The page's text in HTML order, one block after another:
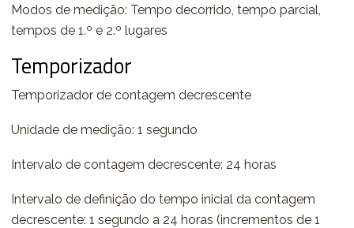
Modos de medição: Tempo decorrido, tempo parcial,
tempos de 1.º e 2.º lugares
Temporizador
Temporizador de contagem decrescente
Unidade de medição: 1 segundo
Intervalo de contagem decrescente: 24 horas
Intervalo de definição do tempo inicial da contagem
decrescente: 1 segundo a 24 horas (incrementos de 1